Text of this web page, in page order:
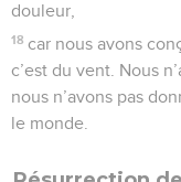
douleur,
18 car nous avons
c’est du vent. Nous
nous n’avons pas
le monde.